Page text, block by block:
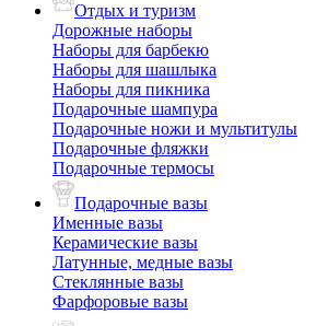
Отдых и туризм
Дорожные наборы
Наборы для барбекю
Наборы для шашлыка
Наборы для пикника
Подарочные шампура
Подарочные ножи и мультитулы
Подарочные фляжки
Подарочные термосы
Подарочные вазы
Именные вазы
Керамические вазы
Латунные, медные вазы
Стеклянные вазы
Фарфоровые вазы